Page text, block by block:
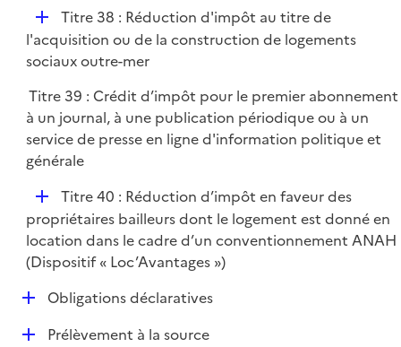
D
é
p
i
e
r
Titre 38 : Réduction d'impôt au titre de
l'acquisition ou de la construction de logements
sociaux outre-mer
Titre 39 : Crédit d’impôt pour le premier abonnement
à un journal, à une publication périodique ou à un
service de presse en ligne d'information politique et
générale
D
é
p
l
e
r
Titre 40 : Réduction d’impôt en faveur des
propriétaires bailleurs dont le logement est donné en
location dans le cadre d’un conventionnement ANAH
(Dispositif « Loc’Avantages »)
DObligations déclaratives
DPrélèvement à la source